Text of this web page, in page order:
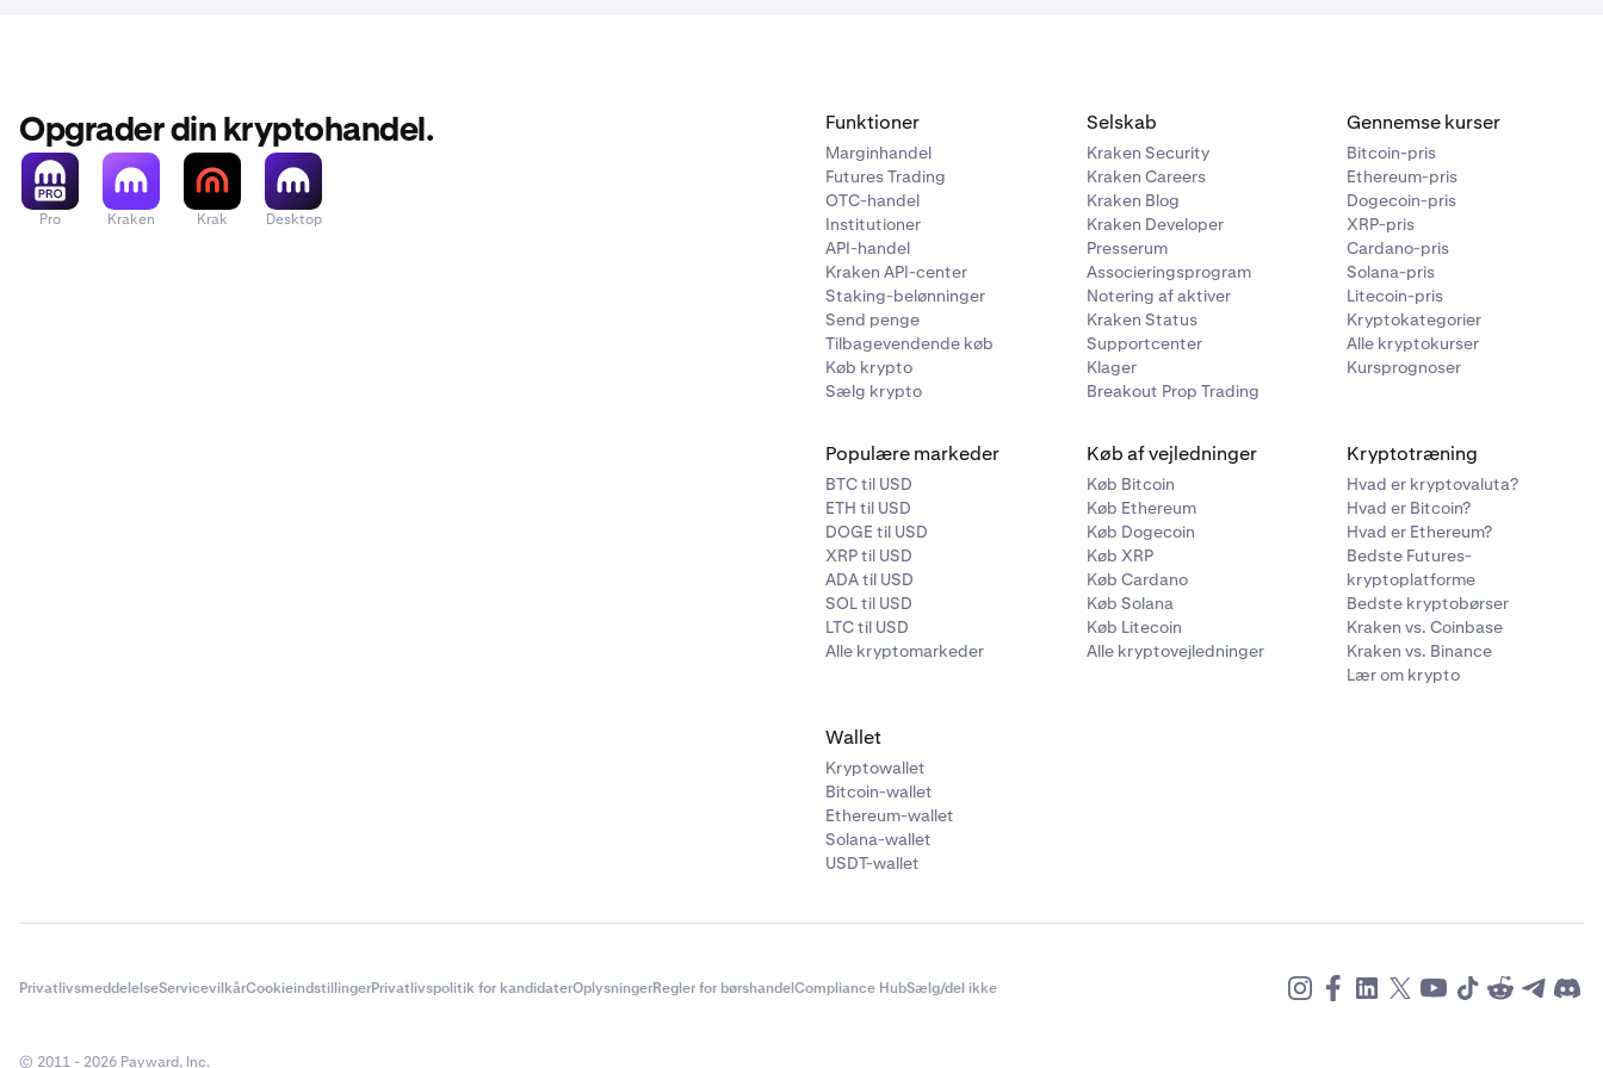
-symbolet vil et vindue dukke op i højre side af skærmen. Her
klikke på knappen Opsig.
Mine lån.
Opgrader din kryptohandel.
Pro Kraken Krak Desktop
Funktioner
Marginhandel
Futures Trading
OTC-handel
Institutioner
API-handel
Kraken API-center
Staking-belønninger
Send penge
Tilbagevendende køb
Køb krypto
Sælg krypto
Selskab
Kraken Security
Kraken Careers
Kraken Blog
Kraken Developer
Presserum
Associeringsprogram
Notering af aktiver
Kraken Status
Supportcenter
Klager
Breakout Prop Trading
Gennemse kurser
Bitcoin-pris
Ethereum-pris
Dogecoin-pris
XRP-pris
Cardano-pris
Solana-pris
Litecoin-pris
Kryptokategorier
Alle kryptokurser
Kursprognoser
Populære markeder
BTC til USD
ETH til USD
DOGE til USD
XRP til USD
ADA til USD
SOL til USD
LTC til USD
Alle kryptomarkeder
Køb af vejledninger
Køb Bitcoin
Køb Ethereum
Køb Dogecoin
Køb XRP
Køb Cardano
Køb Solana
Køb Litecoin
Alle kryptovejledninger
Kryptotræning
Hvad er kryptovaluta?
Hvad er Bitcoin?
Hvad er Ethereum?
Bedste Futures-
kryptoplatforme
Bedste kryptobørser
Kraken vs. Coinbase
Kraken vs. Binance
Lær om krypto
Wallet
Kryptowallet
Bitcoin-wallet
Ethereum-wallet
Solana-wallet
USDT-wallet
PrivatlivsmeddelelseServicevilkårCookieindstillingerPrivatlivspolitik for kandidaterOplysningerRegler for børshandelCompliance HubSælg/del ikke
© 2011 - 2026 Payward, Inc.